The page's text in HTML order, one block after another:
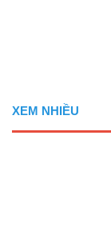
XEM NHIỀU